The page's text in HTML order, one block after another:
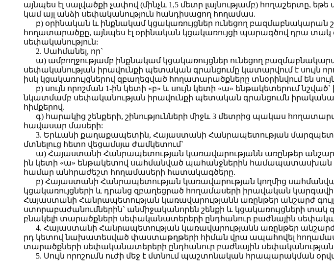
այնպես էլ սալվածքի չափով (մինչև 1,5 մետր լայնությամբ)
կամ այլ անձի սեփականություն հանդիսացող հողամաս.
բ) օրինական և ինքնակամ կցակառույցներ ունեցող բազմաբնակարան
հողատարածքը, այնպես էլ օրինական կցակառույցի պարագծով դրա տակ
սեփականություն:
2. Սահմանել, որ`
ա) ամբողջությամբ ինքնակամ կցակառույցներ ունեցող
սեփականության իրավունքի պետական գրանցումը կատարվում է սույն
իսկ կցակառույցներով զբաղեցված հողատարածքները տնօրինվում են
բ) սույն որոշման 1-ին կետի «բ» և սույն կետի «ա» ենթակետերում
նկատմամբ սեփականության իրավունքի պետական գրանցումն
հիմքերով.
գ) հարակից շենքերի, շինությունների միջև 3 մետրից պակաս
հավասար մասերի:
3. Երևանի քաղաքապետին, Հայաստանի Հանրապետության
մտնելուց հետո վեցամսյա ժամկետում`
ա) Հայաստանի Հանրապետության կառավարությանն առընթեր
ին կետի «ա» ենթակետով սահմանված պահանջներին
համար անհրաժեշտ հողամասերի հատակագծերը.
բ) Հայաստանի Հանրապետության կառավարության կողմից
կցակառույցների և դրանց զբաղեցրած հողամասերի իրավական
Հայաստանի Հանրապետության կառավարությանն առընթեր անշարժ
ստորաբաժանումներին` անմիջականորեն շենքի և կցակառույցների
բնակելի տարածքների սեփականատերերի ընդհանուր բաժնային
4. Հայաստանի Հանրապետության կառավարությանն առընթեր
րդ կետով նախատեսված փաստաթղթերի հիման վրա ապահովել
տարածքների սեփականատերերի ընդհանուր բաժնային
5. Սույն որոշումն ուժի մեջ է մտնում պաշտոնական հրապարակման